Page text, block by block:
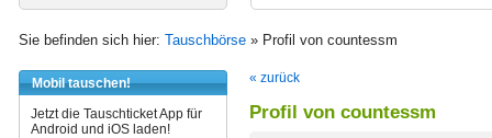
Sie befinden sich hier: Tauschbörse » Profil von countessm
Mobil tauschen!
Jetzt die Tauschticket App für
Android und iOS laden!
« zurück
Profil von countessm